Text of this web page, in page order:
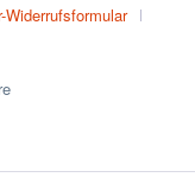
Widerrufsformular